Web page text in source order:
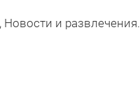
и развлечения.